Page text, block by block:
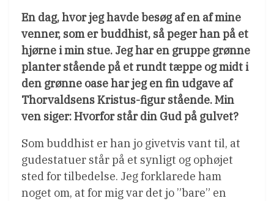
En dag, hvor jeg havde besøg af en af mine
venner, som er buddhist, så peger han på et
hjørne i min stue. Jeg har en gruppe grønne
planter stående på et rundt tæppe og midt i
den grønne oase har jeg en fin udgave af
Thorvaldsens Kristus-figur stående. Min
ven siger: Hvorfor står din Gud på gulvet?
Som buddhist er han jo givetvis vant til, at
gudestatuer står på et synligt og ophøjet
sted for tilbedelse. Jeg forklarede ham
noget om, at for mig var det jo ”bare” en